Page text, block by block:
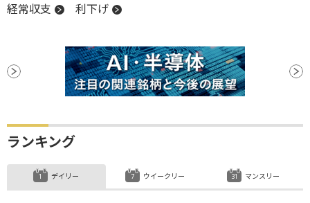
経常収支
利下げ
ランキング
デイリー ウイークリー マンスリー